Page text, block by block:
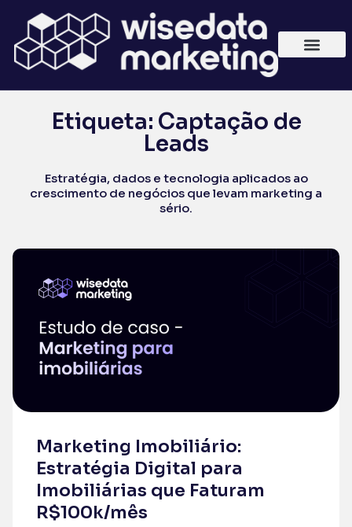
Etiqueta: Captação de
Leads
Estratégia, dados e tecnologia aplicados ao
crescimento de negócios que levam marketing a
sério.
Marketing Imobiliário:
Estratégia Digital para
Imobiliárias que Faturam
R$100k/mês